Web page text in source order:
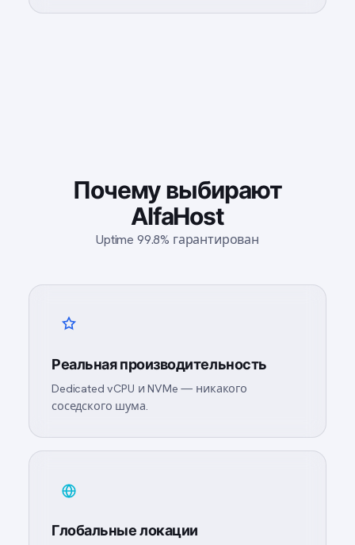
Почему выбирают
AlfaHost
Uptime 99.8% гарантирован
Реальная производительность
Dedicated vCPU и NVMe — никакого
соседского шума.
Глобальные локации